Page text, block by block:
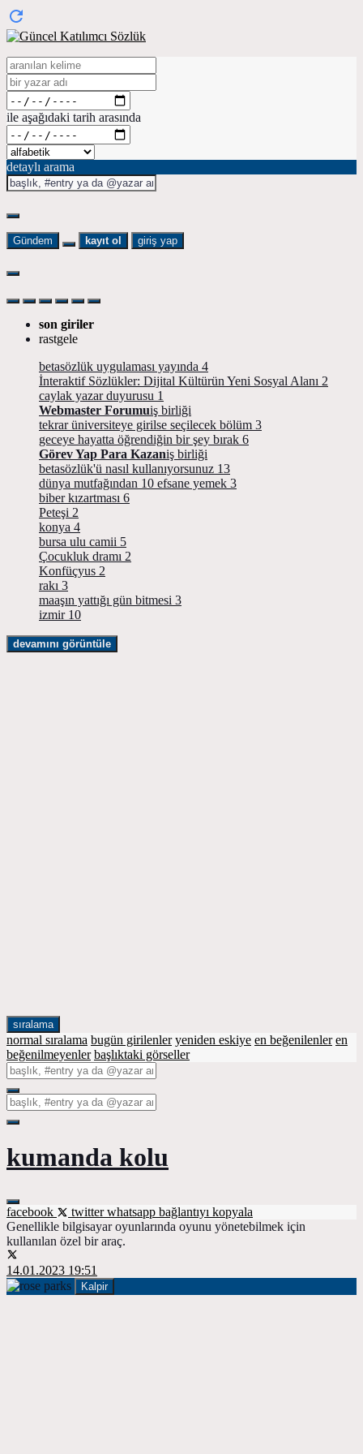
ile aşağıdaki tarih arasında
detaylı arama
Gündem kayıt ol giriş yap
son giriler
rastgele
betasözlük uygulaması yayında 4
İnteraktif Sözlükler: Dijital Kültürün Yeni Sosyal Alanı 2
caylak yazar duyurusu 1
Webmaster Forumuiş birliği
tekrar üniversiteye girilse seçilecek bölüm 3
geceye hayatta öğrendiğin bir şey bırak 6
Görev Yap Para Kazaniş birliği
betasözlük'ü nasıl kullanıyorsunuz 13
dünya mutfağından 10 efsane yemek 3
biber kızartması 6
Peteşi 2
konya 4
bursa ulu camii 5
Çocukluk dramı 2
Konfüçyus 2
rakı 3
maaşın yattığı gün bitmesi 3
izmir 10
devamını görüntüle
sıralama
normal sıralama bugün girilenler yeniden eskiye en beğenilenler en
beğenilmeyenler başlıktaki görseller
kumanda kolu
facebook twitterwhatsapp bağlantıyı kopyala
Genellikle bilgisayar oyunlarında oyunu yönetebilmek için
kullanılan özel bir araç.
14.01.2023 19:51
Kalpir